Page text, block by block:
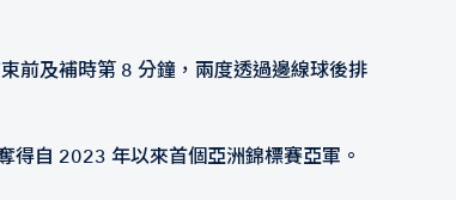
前及補時第 8 分鐘，兩度透過邊線球後排
自 2023 年以來首個亞洲錦標賽亞軍。